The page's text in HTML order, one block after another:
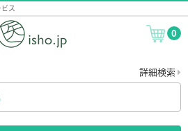
ス
0
詳細検索